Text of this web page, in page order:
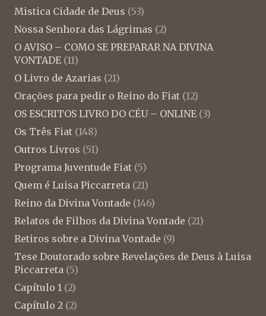
Mistica Cidade de Deus (53)
Nossa Senhora das Lágrimas (2)
O AVISO – COMO SE PREPARAR NA DIVINA
VONTADE (11)
O Livro de Azarias (21)
Orações para pedir o Reino do Fiat (12)
OS ESCRITOS LIVRO DO CÉU – ONLINE (3)
Os Três Fiat (148)
Outros Livros (51)
Programa Juventude Fiat (5)
Quem é Luisa Piccarreta (21)
Reino da Divina Vontade (146)
Relatos de Filhos da Divina Vontade (21)
Retiros sobre a Divina Vontade (9)
Tese Doutorado sobre Revelações de Deus à Luisa
Piccarreta (5)
Capítulo 1 (2)
Capítulo 2 (2)